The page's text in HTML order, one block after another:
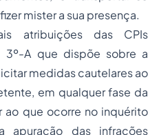
mister a sua presença.
atribuições das CPIs
3º-A que dispõe sobre a
medidas cautelares ao
em qualquer fase da
ao que ocorre no inquérito
apuração das infrações